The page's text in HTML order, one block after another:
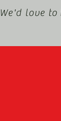
We'd love